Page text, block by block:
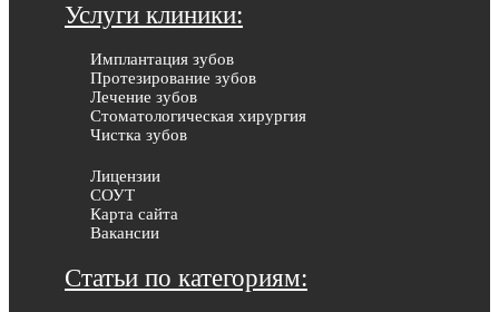
Услуги клиники:
Имплантация зубов
Протезирование зубов
Лечение зубов
Стоматологическая хирургия
Чистка зубов
Лицензии
СОУТ
Карта сайта
Вакансии
Статьи по категориям: